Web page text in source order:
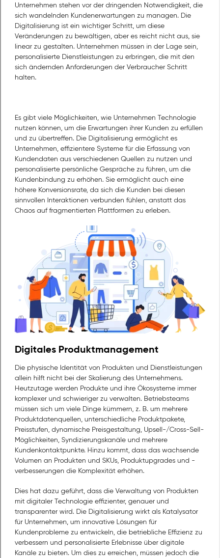
Unternehmen stehen vor der dringenden Notwendigkeit, die
sich wandelnden Kundenerwartungen zu managen. Die
Digitalisierung ist ein wichtiger Schritt, um diese
Veränderungen zu bewältigen, aber es reicht nicht aus, sie
linear zu gestalten. Unternehmen müssen in der Lage sein,
personalisierte Dienstleistungen zu erbringen, die mit den
sich ändernden Anforderungen der Verbraucher Schritt
halten.
Es gibt viele Möglichkeiten, wie Unternehmen Technologie
nutzen können, um die Erwartungen ihrer Kunden zu erfüllen
und zu übertreffen. Die Digitalisierung ermöglicht es
Unternehmen, effizientere Systeme für die Erfassung von
Kundendaten aus verschiedenen Quellen zu nutzen und
personalisierte persönliche Gespräche zu führen, um die
Kundenbindung zu erhöhen. Sie ermöglicht auch eine
höhere Konversionsrate, da sich die Kunden bei diesen
sinnvollen Interaktionen verbunden fühlen, anstatt das
Chaos auf fragmentierten Plattformen zu erleben.
Digitales Produktmanagement
Die physische Identität von Produkten und Dienstleistungen
allein hilft nicht bei der Skalierung des Unternehmens.
Heutzutage werden Produkte und ihre Ökosysteme immer
komplexer und schwieriger zu verwalten. Betriebsteams
müssen sich um viele Dinge kümmern, z. B. um mehrere
Produktdatenquellen, unterschiedliche Produktpakete,
Preisstufen, dynamische Preisgestaltung, Upsell-/Cross-Sell-
Möglichkeiten, Syndizierungskanäle und mehrere
Kundenkontaktpunkte. Hinzu kommt, dass das wachsende
Volumen an Produkten und SKUs, Produktupgrades und -
verbesserungen die Komplexität erhöhen.
Dies hat dazu geführt, dass die Verwaltung von Produkten
mit digitaler Technologie effizienter, genauer und
transparenter wird. Die Digitalisierung wirkt als Katalysator
für Unternehmen, um innovative Lösungen für
Kundenprobleme zu entwickeln, die betriebliche Effizienz zu
verbessern und personalisierte Erlebnisse über digitale
Kanäle zu bieten. Um dies zu erreichen, müssen jedoch die